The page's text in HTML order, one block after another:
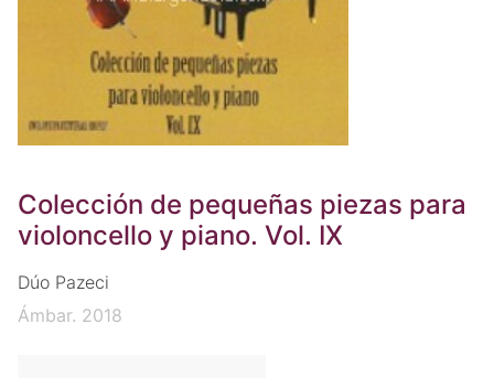
Colección de pequeñas piezas para
violoncello y piano. Vol. IX
Dúo Pazeci
Ámbar. 2018